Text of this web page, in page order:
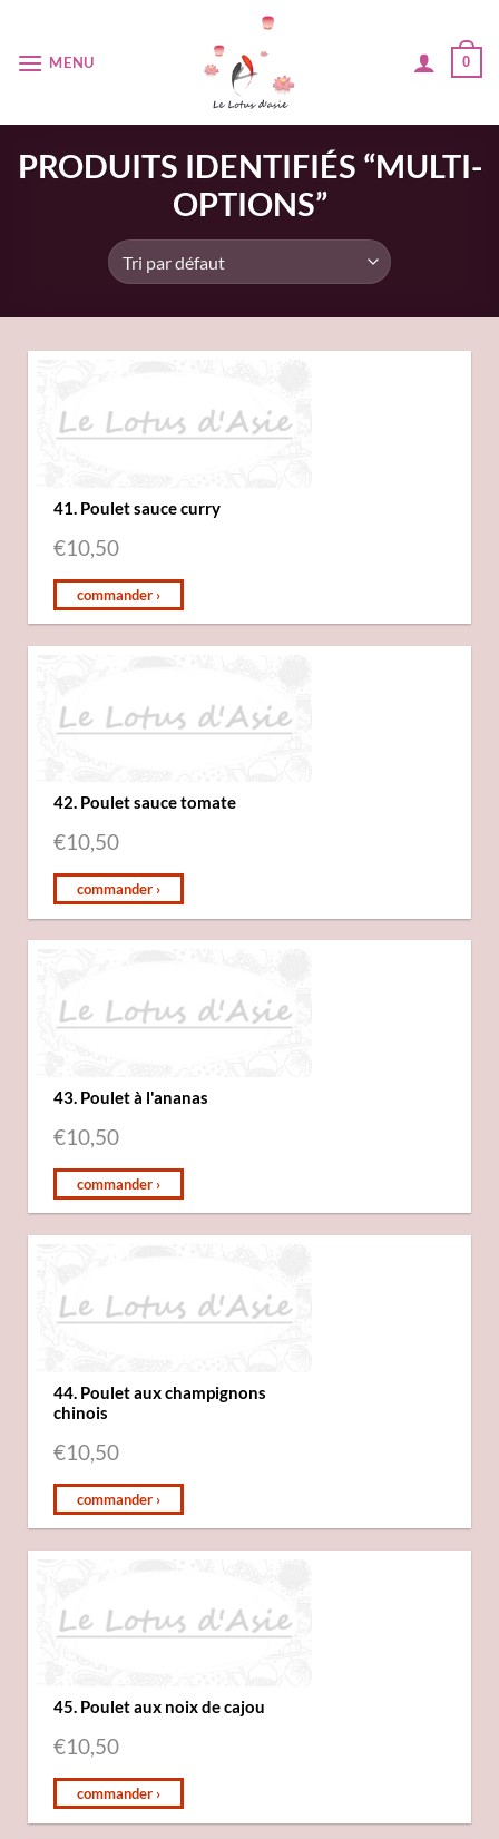
contenuMENU 0
PRODUITS IDENTIFIÉS “MULTI-
OPTIONS”
41. Poulet sauce curry
€10,50
commander ›
42. Poulet sauce tomate
€10,50
commander ›
43. Poulet à l'ananas
€10,50
commander ›
44. Poulet aux champignons
chinois
€10,50
commander ›
45. Poulet aux noix de cajou
€10,50
commander ›